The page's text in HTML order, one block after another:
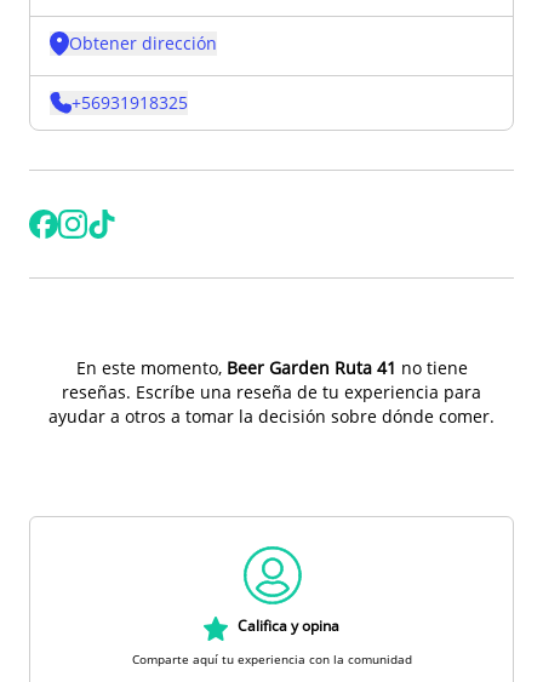
Obtener dirección
+56931918325
En este momento, Beer Garden Ruta 41 no tiene
reseñas. Escríbe una reseña de tu experiencia para
ayudar a otros a tomar la decisión sobre dónde comer.
Califica y opina
Comparte aquí tu experiencia con la comunidad